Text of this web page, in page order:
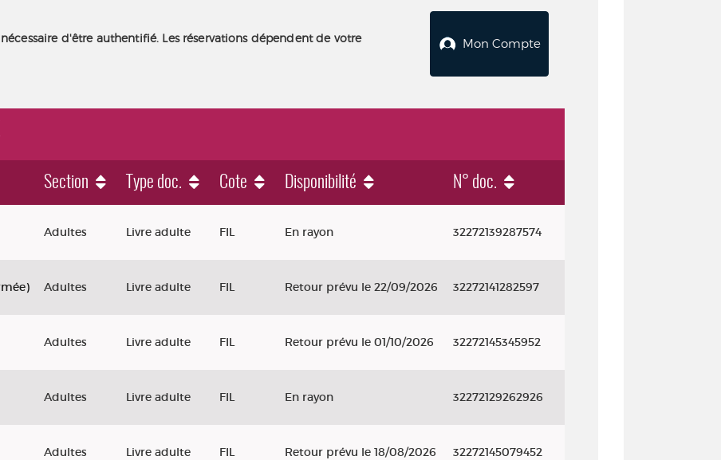
d'être authentifié. Les réservations dépendent de votre
Mon Compte
Section Type doc. Cote Disponibilité N° doc.
Adultes Livre adulte FIL En rayon 32272139287574
Adultes Livre adulte FIL Retour prévu le 22/09/2026 32272141282597
Adultes Livre adulte FIL Retour prévu le 01/10/2026 32272145345952
Adultes Livre adulte FIL En rayon 32272129262926
Adultes Livre adulte FIL Retour prévu le 18/08/2026 32272145079452